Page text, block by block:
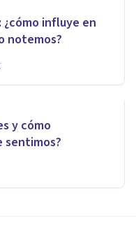
¿cómo influye en
notemos?
y cómo
sentimos?